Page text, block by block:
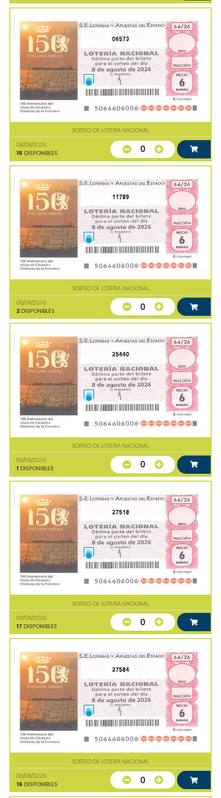
06573
SORTEO DE LOTERIA NACIONAL
08/08/2026
15 DISPONIBLES 0
11789
SORTEO DE LOTERIA NACIONAL
08/08/2026
2 DISPONIBLES 0
25440
SORTEO DE LOTERIA NACIONAL
08/08/2026
1 DISPONIBLES 0
27518
SORTEO DE LOTERIA NACIONAL
08/08/2026
17 DISPONIBLES 0
27584
SORTEO DE LOTERIA NACIONAL
08/08/2026
16 DISPONIBLES 0